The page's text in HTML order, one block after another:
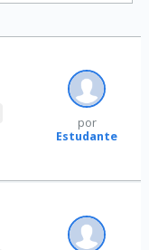
por
Estudante